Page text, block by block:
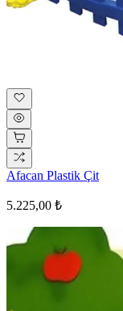
Afacan Plastik Çit
5.225,00 ₺